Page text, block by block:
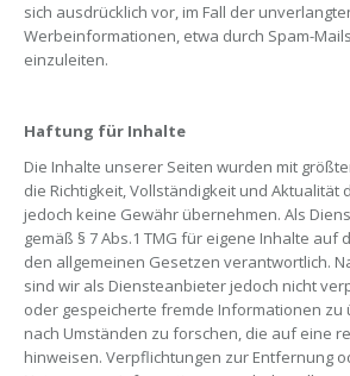
sich ausdrücklich vor, im Fall der
Werbeinformationen, etwa durch Spam-
einzuleiten.
Haftung für Inhalte
Die Inhalte unserer Seiten wurden mit
die Richtigkeit, Vollständigkeit und Aktualität
jedoch keine Gewähr übernehmen. Als
gemäß § 7 Abs.1 TMG für eigene Inhalte auf
den allgemeinen Gesetzen verantwortlich.
sind wir als Diensteanbieter jedoch nicht
oder gespeicherte fremde Informationen zu
nach Umständen zu forschen, die auf eine
hinweisen. Verpflichtungen zur Entfernung